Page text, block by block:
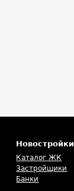
Новостройки
Каталог ЖК
Застройщики
Банки